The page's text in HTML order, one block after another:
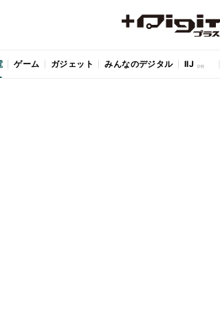
ゲーム ガジェット みんなのデジタル IIJ